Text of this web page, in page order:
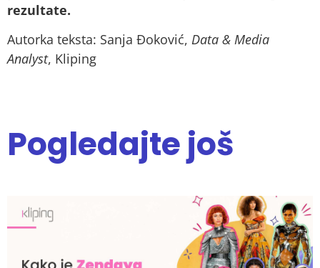
rezultate.
Autorka teksta: Sanja Đoković, Data & Media
Analyst, Kliping
Pogledajte još